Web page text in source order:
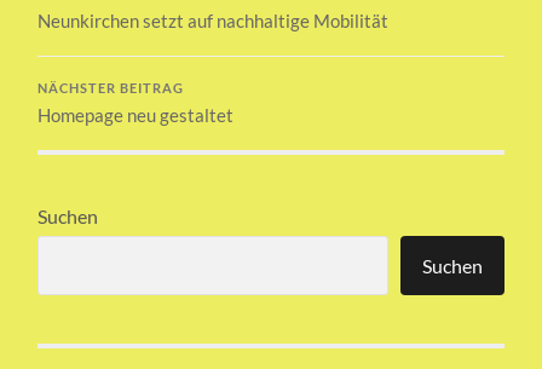
Neunkirchen setzt auf nachhaltige Mobilität
NÄCHSTER BEITRAG
Homepage neu gestaltet
Suchen
Suchen